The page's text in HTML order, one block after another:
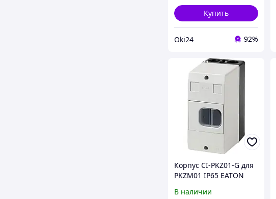
Купить
Oki24 92%
Корпус CI-PKZ01-G для
PKZM01 IP65 EATON
В наличии